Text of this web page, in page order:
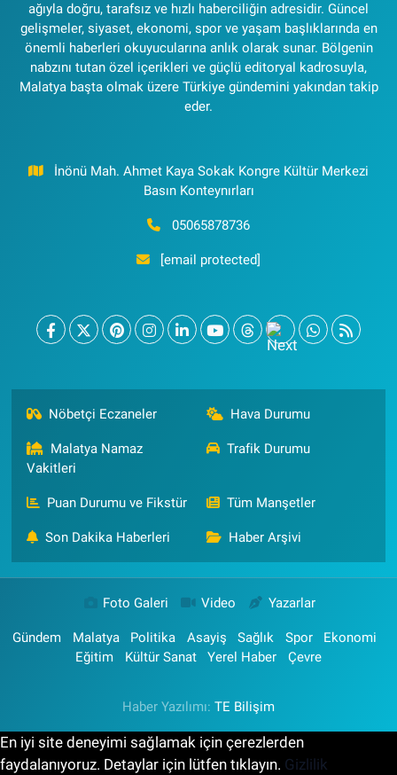
ağıyla doğru, tarafsız ve hızlı haberciliğin adresidir. Güncel
gelişmeler, siyaset, ekonomi, spor ve yaşam başlıklarında en
önemli haberleri okuyucularına anlık olarak sunar. Bölgenin
nabzını tutan özel içerikleri ve güçlü editoryal kadrosuyla,
Malatya başta olmak üzere Türkiye gündemini yakından takip
eder.
İnönü Mah. Ahmet Kaya Sokak Kongre Kültür Merkezi
Basın Konteynırları
05065878736
[email protected]
Nöbetçi Eczaneler Hava Durumu
Malatya Namaz
Vakitleri
Trafik Durumu
Puan Durumu ve Fikstür Tüm Manşetler
Son Dakika Haberleri Haber Arşivi
Foto Galeri Video Yazarlar
Gündem Malatya Politika Asayiş Sağlık Spor
Ekonomi
Eğitim
Kültür Sanat Yerel Haber Çevre
Haber Yazılımı: TE Bilişim
En iyi site deneyimi sağlamak için çerezlerden
faydalanıyoruz. Detaylar için lütfen tıklayın. Gizlilik